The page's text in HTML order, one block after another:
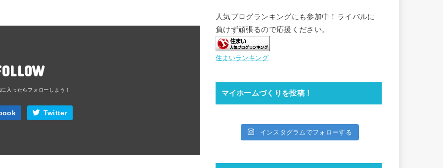
Twitter
人気ブログランキングにも参加中！ライバルに
負けず頑張るので応援ください。
住まいランキング
マイホームづくりを投稿！
インスタグラムでフォローする